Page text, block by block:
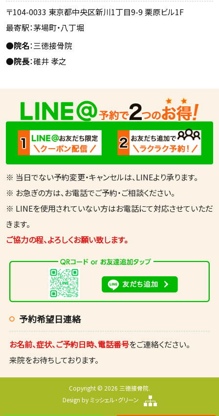
〒104-0033 東京都中央区新川1丁目9-9 栗原ビル1F
最寄駅：茅場町・八丁堀
●院名：三徳接骨院
●院長：碓井 孝之
※ 当日でない予約変更・キャンセルは、LINEより承ります。
※ お急ぎの方は、お電話でご予約・ご相談ください。
※ LINEを使用されていない方はお電話にて対応させていただ
きます。
ご協力の程、よろしくお願い致します。
予約希望日連絡
お名前、症状、ご予約日時、電話番号をご連絡ください。
来院をお待ちしております。
Copyright © 2026 三徳接骨院.
Design by ミッシェル・グリーン